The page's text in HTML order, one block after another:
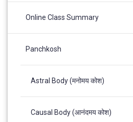
Online Class Summary
Panchkosh
Astral Body (मनोमय कोश)
Causal Body (आनंदमय कोश)